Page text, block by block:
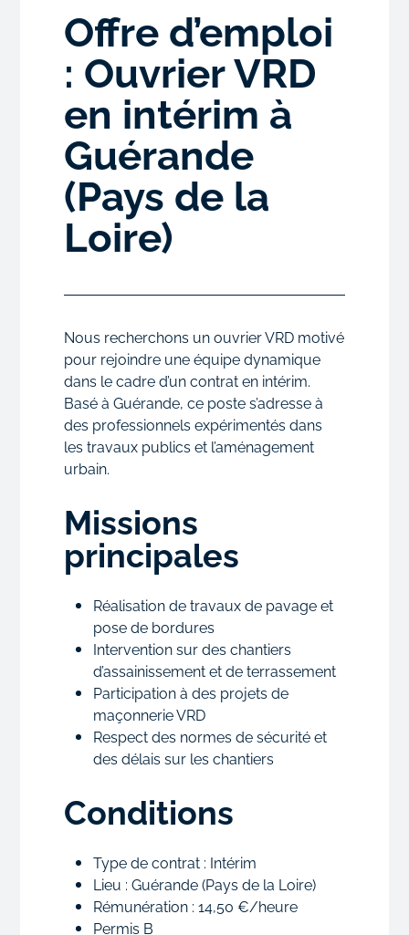
Offre d’emploi
: Ouvrier VRD
en intérim à
Guérande
(Pays de la
Loire)
Nous recherchons un ouvrier VRD motivé
pour rejoindre une équipe dynamique
dans le cadre d’un contrat en intérim.
Basé à Guérande, ce poste s’adresse à
des professionnels expérimentés dans
les travaux publics et l’aménagement
urbain.
Missions
principales
Réalisation de travaux de pavage et
pose de bordures
Intervention sur des chantiers
d’assainissement et de terrassement
Participation à des projets de
maçonnerie VRD
Respect des normes de sécurité et
des délais sur les chantiers
Conditions
Type de contrat : Intérim
Lieu : Guérande (Pays de la Loire)
Rémunération : 14,50 €/heure
Permis B